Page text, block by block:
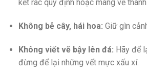
kết rác quy định hoặc mang về
Không bẻ cây, hái hoa: Giữ gìn
Không viết vẽ bậy lên đá: Hãy để
đừng để lại những vết mực xấu xí.